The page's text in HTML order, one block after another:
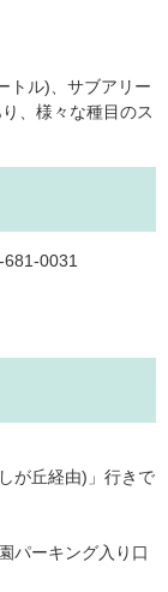
トル)、サブアリー
、様々な種目のス
0031
が丘経由)」行きで
パーキング入り口